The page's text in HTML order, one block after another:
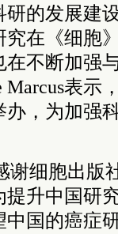
研的发展建
究在《细胞
在不断加强
Marcus表示
办，为加强
谢细胞出版
提升中国研
中国的癌症